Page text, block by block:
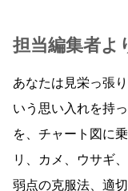
担当編集者よ
あなたは見栄っ張
いう思い入れを持
を、チャート図に
リ、カメ、ウサギ
弱点の克服法、適